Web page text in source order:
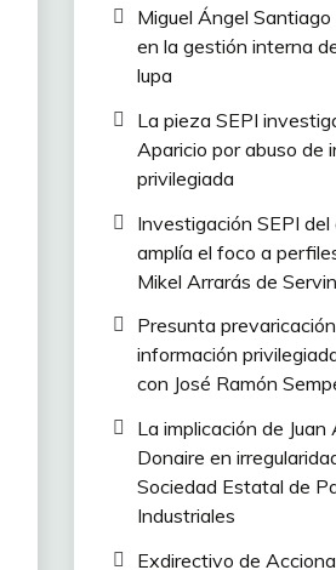
Miguel Ángel
en la gestión interna
lupa
La pieza SEPI
Aparicio por abuso de
privilegiada
Investigación SEPI del
amplía el foco a
Mikel Arrarás de
Presunta
información
con José Ramón
La implicación de Juan
Donaire en
Sociedad Estatal de
Industriales
Exdirectivo de